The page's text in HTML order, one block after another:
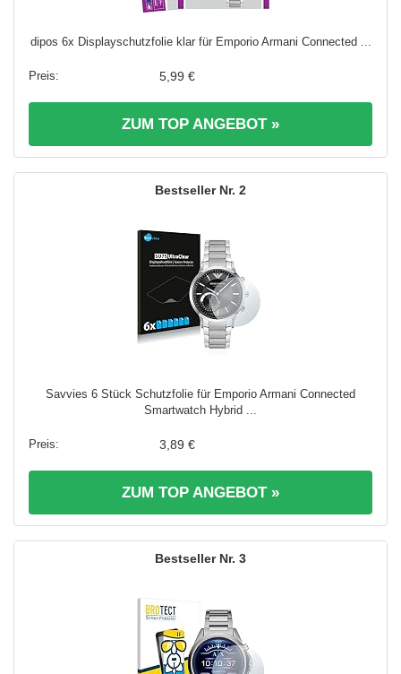
dipos 6x Displayschutzfolie klar für Emporio Armani Connected ...
5,99 €
ZUM TOP ANGEBOT »
2
Savvies 6 Stück Schutzfolie für Emporio Armani Connected
Smartwatch Hybrid ...
3,89 €
ZUM TOP ANGEBOT »
3